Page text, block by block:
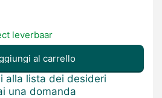
leverbaar
al carrello
alla lista dei desideri
una domanda